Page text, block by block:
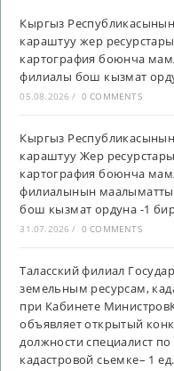
Кыргыз
караштуу жер
картография боюнча
филиалы бош кызмат
05.08.2026 / 0 COMMENTS
Кыргыз
караштуу Жер
картография боюнча
филиалынын
бош кызмат ордуна -1
31.07.2026 / 0 COMMENTS
Таласский филиал
земельным ресурсам,
при Кабинете
объявляет открытый
должности специалист
кадастровой сьемке– 1 ед.